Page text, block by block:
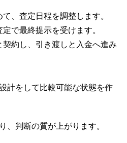
、査定日程を調整します。
で最終提示を受けます。
約し、引き渡しと入金へ進み
計をして比較可能な状態を作
、判断の質が上がります。